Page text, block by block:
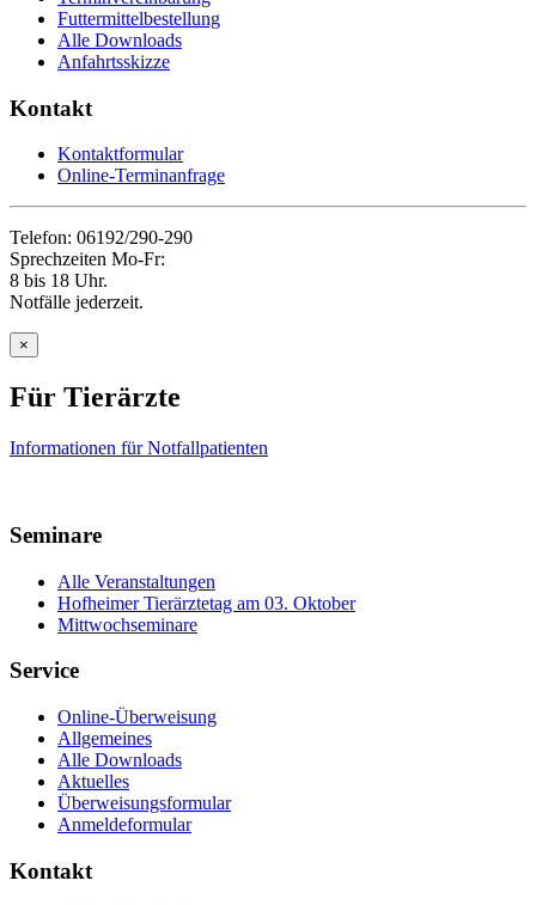
Futtermittelbestellung
Alle Downloads
Anfahrtsskizze
Kontakt
Kontaktformular
Online-Terminanfrage
Telefon: 06192/290-290
Sprechzeiten Mo-Fr:
8 bis 18 Uhr.
Notfälle jederzeit.
×
Für Tierärzte
Informationen für Notfallpatienten
Seminare
Alle Veranstaltungen
Hofheimer Tierärztetag am 03. Oktober
Mittwochseminare
Service
Online-Überweisung
Allgemeines
Alle Downloads
Aktuelles
Überweisungsformular
Anmeldeformular
Kontakt